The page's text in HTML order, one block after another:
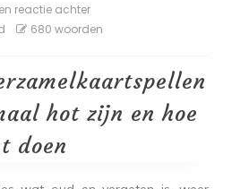
reactie achterop
Waarom
helemaal
hot
zijn
en
680 woorden
hot zijn en hoe
doen